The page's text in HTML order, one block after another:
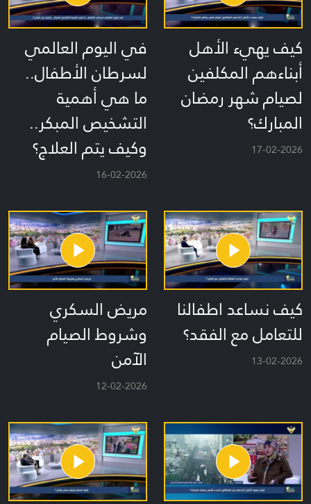
كيف يهيء الأهل
أبناءهم المكلفين
لصيام شهر رمضان
المبارك؟
17-02-2026
في اليوم العالمي
لسرطان الأطفال..
ما هي أهمية
التشخيص المبكر..
وكيف يتم العلاج؟
16-02-2026
كيف نساعد اطفالنا
للتعامل مع الفقد؟
13-02-2026
مريض السكري
وشروط الصيام
الآمن
12-02-2026